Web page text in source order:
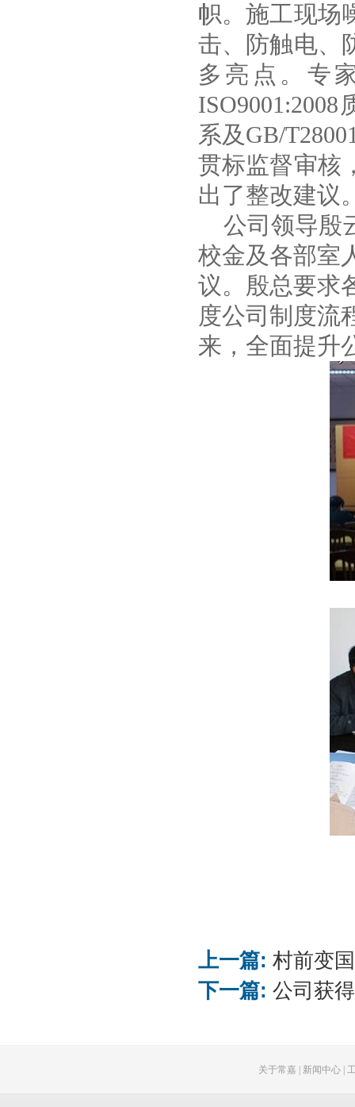
帜。施工现场
击、防触电、
多亮点。专
ISO9001:2008
系及GB/
贯标监督审核
出了整改建议
公司领导殷
校金及各部室
议。殷总要求
度公司制度流
来，全面提升
上一篇: 村前变
下一篇: 公司获
关于常嘉 新闻中心